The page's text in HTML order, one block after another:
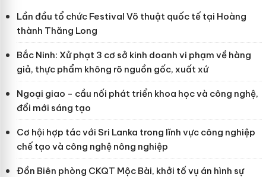
Lần đầu tổ chức Festival Võ thuật quốc tế tại Hoàng
thành Thăng Long
Bắc Ninh: Xử phạt 3 cơ sở kinh doanh vi phạm về hàng
giả, thực phẩm không rõ nguồn gốc, xuất xứ
Ngoại giao - cầu nối phát triển khoa học và công nghệ,
đổi mới sáng tạo
Cơ hội hợp tác với Sri Lanka trong lĩnh vực công nghiệp
chế tạo và công nghệ nông nghiệp
Đồn Biên phòng CKQT Mộc Bài, khởi tố vụ án hình sự